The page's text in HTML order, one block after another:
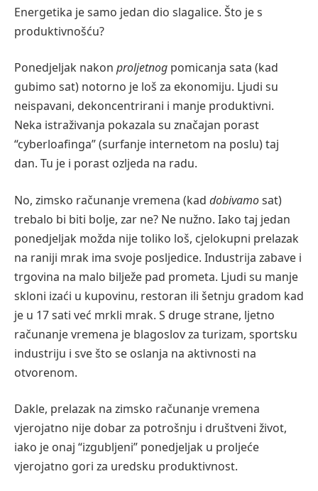
Energetika je samo jedan dio slagalice. Što je s
produktivnošću?
Ponedjeljak nakon proljetnog pomicanja sata (kad
gubimo sat) notorno je loš za ekonomiju. Ljudi su
neispavani, dekoncentrirani i manje produktivni.
Neka istraživanja pokazala su značajan porast
“cyberloafinga” (surfanje internetom na poslu) taj
dan. Tu je i porast ozljeda na radu.
No, zimsko računanje vremena (kad dobivamosat)
trebalo bi biti bolje, zar ne? Ne nužno. Iako taj jedan
ponedjeljak možda nije toliko loš, cjelokupni prelazak
na raniji mrak ima svoje posljedice. Industrija zabave i
trgovina na malo bilježe pad prometa. Ljudi su manje
skloni izaći u kupovinu, restoran ili šetnju gradom kad
je u 17 sati već mrkli mrak. S druge strane, ljetno
računanje vremena je blagoslov za turizam, sportsku
industriju i sve što se oslanja na aktivnosti na
otvorenom.
Dakle, prelazak na zimsko računanje vremena
vjerojatno nije dobar za potrošnju i društveni život,
iako je onaj “izgubljeni” ponedjeljak u proljeće
vjerojatno gori za uredsku produktivnost.